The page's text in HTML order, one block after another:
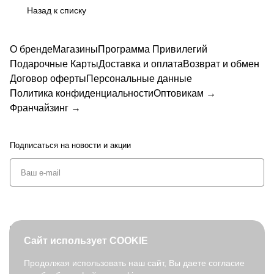
Назад к списку
О брендеМагазиныПрограмма Привилегий
Подарочные КартыДоставка и оплатаВозврат и обмен
Договор офертыПерсональные данные
Политика конфиденциальностиОптовикам →
Франчайзинг →
Подписаться на новости и акции
Сайт использует COOKIE
Продолжая использовать наш сайт, Вы даете согласие